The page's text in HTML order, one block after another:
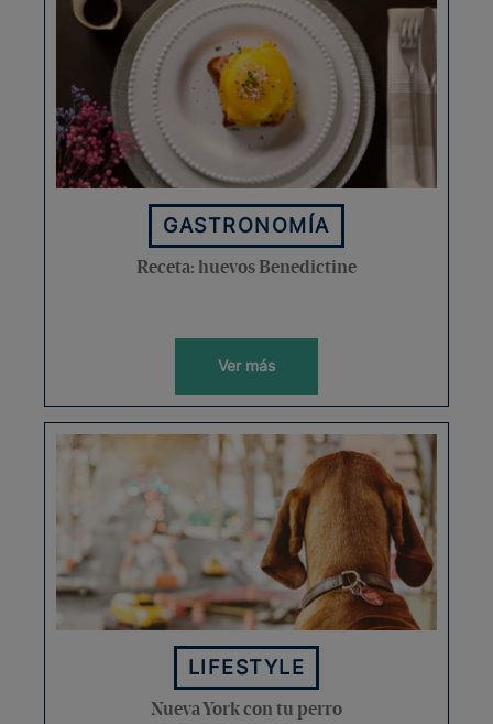
GASTRONOMÍA
Receta: huevos Benedictine
Ver más
LIFESTYLE
Nueva York con tu perro